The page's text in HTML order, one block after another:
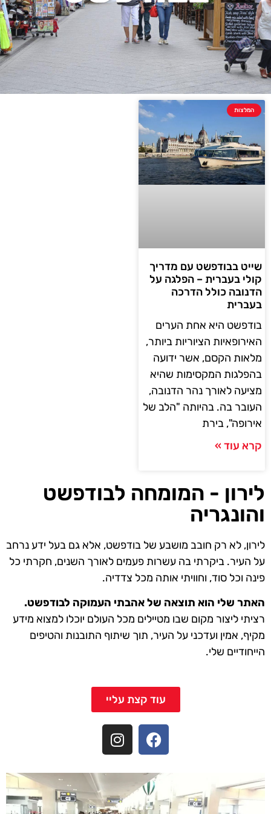
המלצות
שייט בבודפשט עם מדריך
קולי בעברית – הפלגה על
הדנובה כולל הדרכה
בעברית
בודפשט היא אחת הערים
האירופאיות הציוריות ביותר,
מלאות הקסם, אשר ידועה
בהפלגות המקסימות שהיא
מציעה לאורך נהר הדנובה,
העובר בה. בהיותה "הלב של
אירופה", בירת
קרא עוד »
לירון - המומחה לבודפשט
והונגריה
לירון, לא רק חובב מושבע של בודפשט, אלא גם בעל ידע נרחב
על העיר. ביקרתי בה עשרות פעמים לאורך השנים, חקרתי כל
פינה וכל סוד, וחוויתי אותה מכל צדדיה.
האתר שלי הוא תוצאה של אהבתי העמוקה לבודפשט.
רציתי ליצור מקום שבו מטיילים מכל העולם יוכלו למצוא מידע
מקיף, אמין ועדכני על העיר, תוך שיתוף התובנות והטיפים
הייחודיים שלי.
עוד קצת עליי